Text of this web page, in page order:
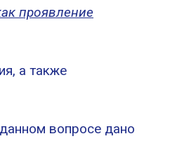
проявление
а также
вопросе дано